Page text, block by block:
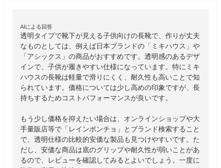
AIによる回答
透明タイプで靴下が見える子供向けの長靴で、作りが丈夫
なものとしては、例えば日本ブランドの「ミキハウス」や
「アシックス」の商品がおすすめです。透明感のあるデザ
インで、子供が履きやすい仕様になっています。特にミキ
ハウスの長靴は軽量で滑りにくく、耐久性も高いことで知
られています。価格については少し高めの印象ですが、長
持ちするためコストパフォーマンスが良いです。
もう少し価格を抑えたい場合は、オンラインショップや大
手量販店等で「レインポンチョ」とブランド検索すること
で、透明仕様の比較的安価な製品も見つけやすいです。た
だし、安価な商品は底のグリップや耐久性が弱いことがあ
るので、レビューを確認してみるとよいでしょう。一度に